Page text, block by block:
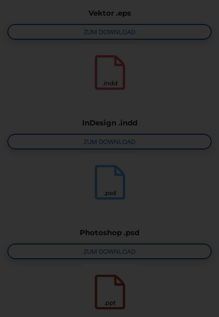
Vektor .eps
ZUM DOWNLOAD
InDesign .indd
ZUM DOWNLOAD
Photoshop .psd
ZUM DOWNLOAD